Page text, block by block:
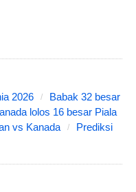
2026
Babak 32 besar
lolos 16 besar Piala
vs Kanada
Prediksi